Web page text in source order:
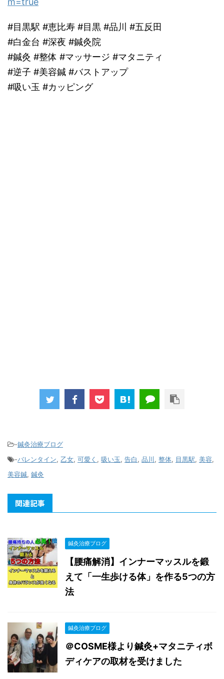
#目黒駅 #恵比寿 #目黒 #品川 #五反田
#白金台 #深夜 #鍼灸院
#鍼灸 #整体 #マッサージ #マタニティ
#逆子 #美容鍼 #バストアップ
#吸い玉 #カッピング
-鍼灸治療ブログ
-バレンタイン, 乙女, 可愛く , 吸い玉, 告白, 品川, 整体, 目黒駅, 美容,
美容鍼, 鍼灸
関連記事
鍼灸治療ブログ
【腰痛解消】インナーマッスルを鍛
えて「一生歩ける体」を作る5つの方
法
鍼灸治療ブログ
＠COSME様より鍼灸+マタニティボ
ディケアの取材を受けました